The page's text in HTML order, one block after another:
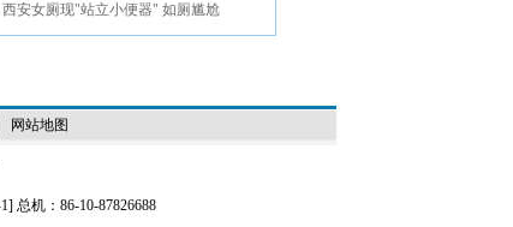
西安女厕现"站立小便器" 如厕尴尬
网站地图
] 总机：86-10-87826688